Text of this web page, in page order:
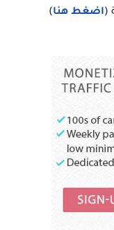
(اضغط هنا)